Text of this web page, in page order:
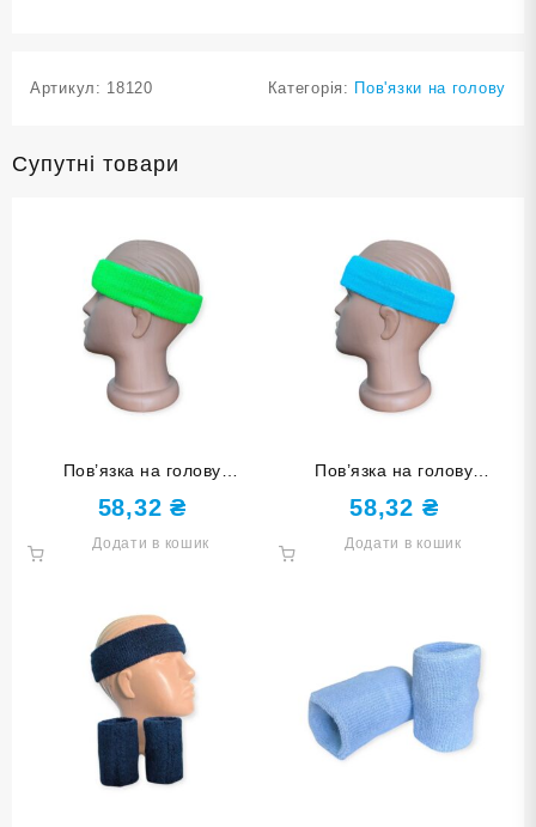
Артикул: 18120 Категорія: Пов'язки на голову
Супутні товари
Пов’язка на голову
спортивна махрова
салатова 1HT-light green
58,32 ₴
Додати в кошик
Пов’язка на голову
спортивна махрова
бірюзова 1HT-azure
58,32 ₴
Додати в кошик